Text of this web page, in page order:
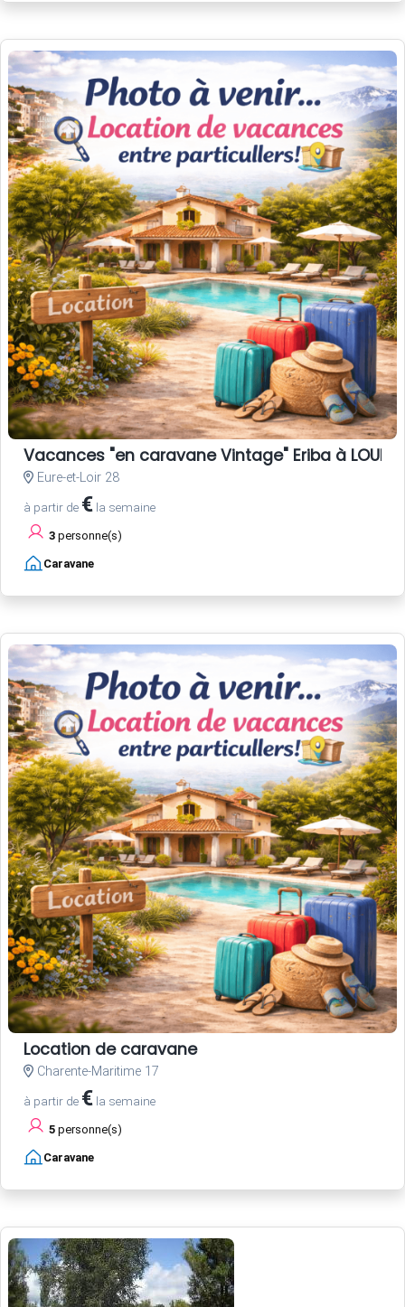
Vacances "en caravane Vintage" Eriba à LOUER,
Eure-et-Loir 28
à partir de € la semaine
3 personne(s)
Caravane
Location de caravane
Charente-Maritime 17
à partir de € la semaine
5 personne(s)
Caravane